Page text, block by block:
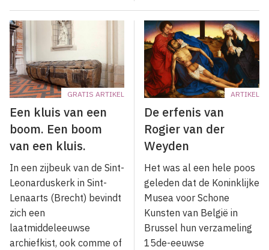
GRATIS ARTIKEL
Een kluis van een
boom. Een boom
van een kluis.
In een zijbeuk van de Sint-
Leonarduskerk in Sint-
Lenaarts (Brecht) bevindt
zich een
laatmiddeleeuwse
archiefkist, ook comme of
ARTIKEL
De erfenis van
Rogier van der
Weyden
Het was al een hele poos
geleden dat de Koninklijke
Musea voor Schone
Kunsten van België in
Brussel hun verzameling
15de-eeuwse